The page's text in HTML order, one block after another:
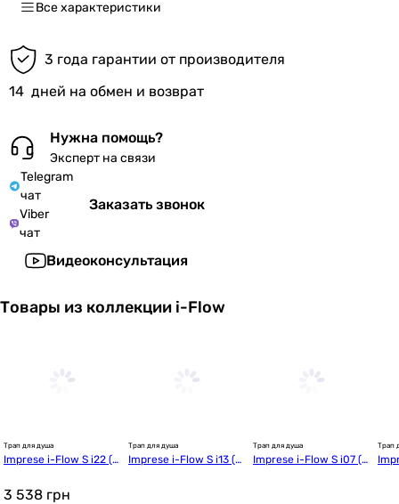
Все характеристики
3 года гарантии от производителя
14 дней на обмен и возврат
Нужна помощь?
Эксперт на связи
Telegram
чат
Viber
чат
Заказать звонок
Видеоконсультация
Товары из коллекции i-Flow
Трап для душа
Imprese i-Flow S i22 (d
3 538 грн
Трап для душа
Imprese i-Flow S i13 (d
Трап для душа
Imprese i-Flow S i07 (d
Трап